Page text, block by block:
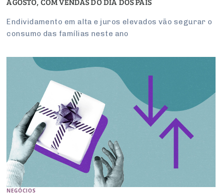
Endividamento em alta e juros elevados vão segurar o
consumo das famílias neste ano
NEGÓCIOS